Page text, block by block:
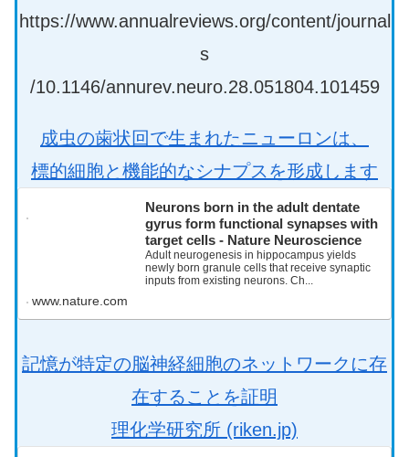
https://www.annualreviews.org/content/journal
s
/10.1146/annurev.neuro.28.051804.101459
成虫の歯状回で生まれたニューロンは、
標的細胞と機能的なシナプスを形成します
Neurons born in the adult dentate
gyrus form functional synapses with
target cells - Nature Neuroscience
Adult neurogenesis in hippocampus yields
newly born granule cells that receive synaptic
inputs from existing neurons. Ch...
www.nature.com
記憶が特定の脳神経細胞のネットワークに存
在することを証明
理化学研究所 (riken.jp)